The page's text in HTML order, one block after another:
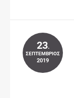
23.
ΣΕΠΤΈΜΒΡΙΟΣ
2019